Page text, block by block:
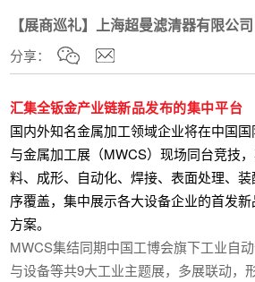
【展商巡礼】上海超曼滤清器有限公司
分享：
汇集全钣金产业链新品发布的集中平台
国内外知名金属加工领域企业将在中国
与金属加工展（MWCS）现场同台竞技
料、成形、自动化、焊接、表面处理、
序覆盖，集中展示各大设备企业的首发
方案。
MWCS集结同期中国工博会旗下工业自
与设备等共9大工业主题展，多展联动，